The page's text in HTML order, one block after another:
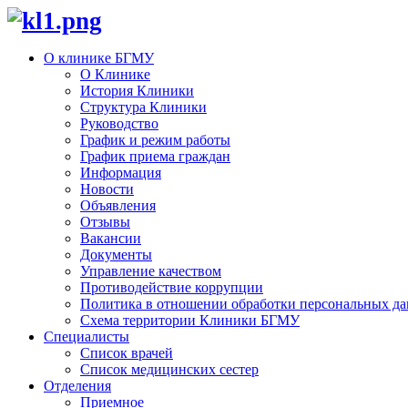
О клинике БГМУ
О Клинике
История Клиники
Структура Клиники
Руководство
График и режим работы
График приема граждан
Информация
Новости
Объявления
Отзывы
Вакансии
Документы
Управление качеством
Противодействие коррупции
Политика в отношении обработки персональных
Схема территории Клиники БГМУ
Специалисты
Список врачей
Список медицинских сестер
Отделения
Приемное